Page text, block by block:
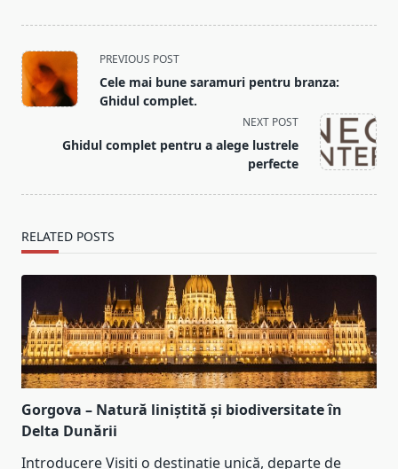
<span
class="nav-
subtitle
reader-
PREVIOUS POST
Cele mai bune saramuri pentru branza:
Ghidul complet.
NEXT POST
Ghidul complet pentru a alege lustrele
perfecte
RELATED POSTS
Gorgova – Natură liniștită și biodiversitate în
Delta Dunării
Introducere Visiți o destinație unică, departe de